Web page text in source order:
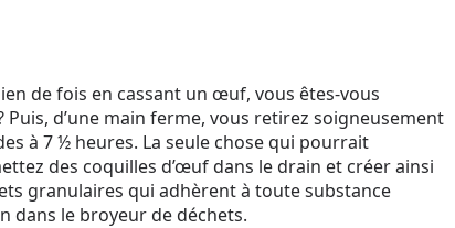
de fois en cassant un œuf, vous êtes-vous
d’une main ferme, vous retirez soigneusement
à 7 ½ heures. La seule chose qui pourrait
des coquilles d’œuf dans le drain et créer ainsi
granulaires qui adhèrent à toute substance
dans le broyeur de déchets.